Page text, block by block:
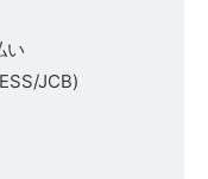
い
JCB)